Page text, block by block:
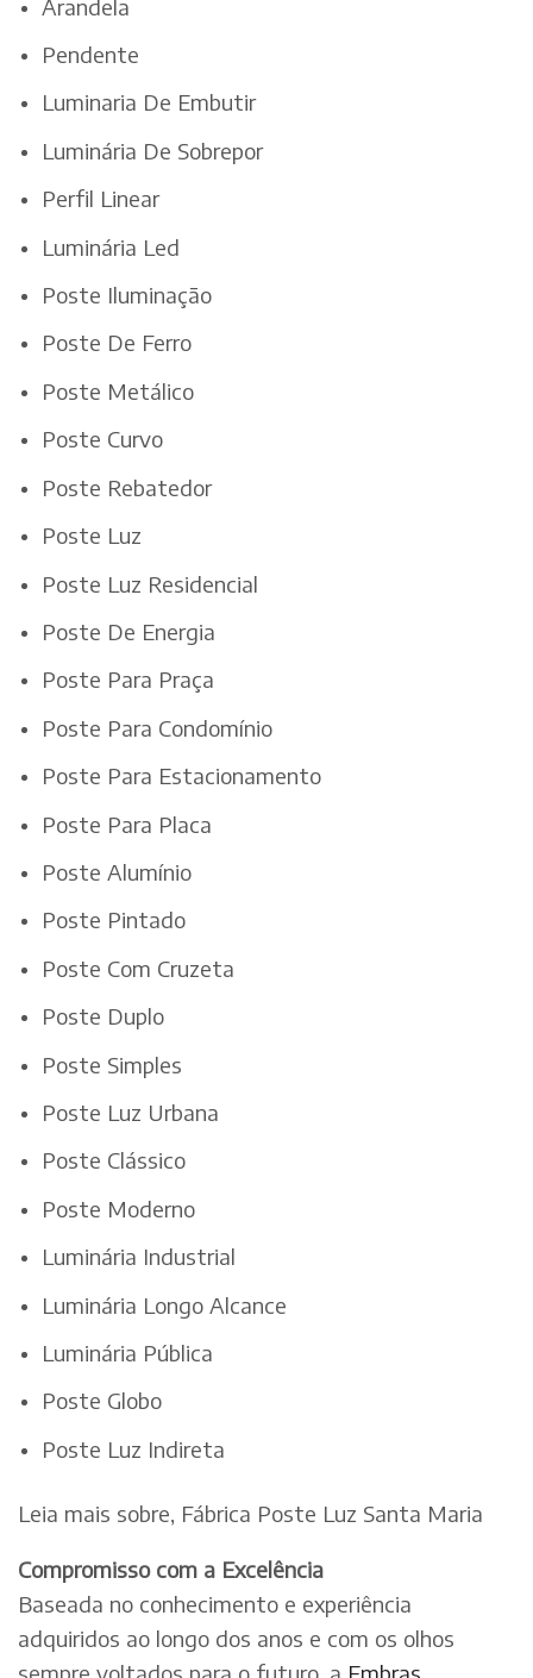
Arandela
Pendente
Luminaria De Embutir
Luminária De Sobrepor
Perfil Linear
Luminária Led
Poste Iluminação
Poste De Ferro
Poste Metálico
Poste Curvo
Poste Rebatedor
Poste Luz
Poste Luz Residencial
Poste De Energia
Poste Para Praça
Poste Para Condomínio
Poste Para Estacionamento
Poste Para Placa
Poste Alumínio
Poste Pintado
Poste Com Cruzeta
Poste Duplo
Poste Simples
Poste Luz Urbana
Poste Clássico
Poste Moderno
Luminária Industrial
Luminária Longo Alcance
Luminária Pública
Poste Globo
Poste Luz Indireta
Leia mais sobre, Fábrica Poste Luz Santa Maria
Compromisso com a Excelência
Baseada no conhecimento e experiência
adquiridos ao longo dos anos e com os olhos